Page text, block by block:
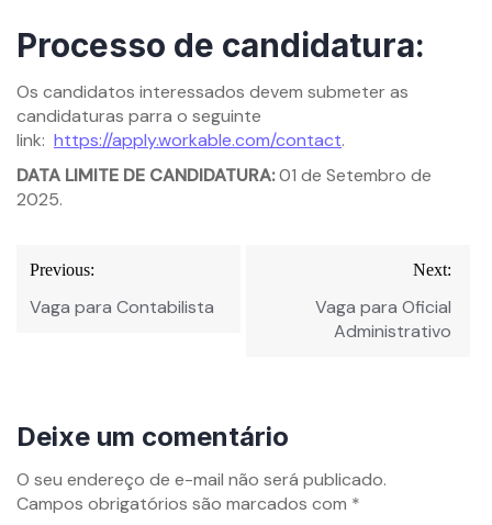
Processo de candidatura:
Os candidatos interessados devem submeter as
candidaturas parra o seguinte
link: https://apply.workable.com/contact.
DATA LIMITE DE CANDIDATURA:01 de Setembro de
2025.
Navegação
de
Previous:
Vaga para Contabilista
Next:
Vaga para Oficial
Administrativo
Deixe um comentário
O seu endereço de e-mail não será publicado.
Campos obrigatórios são marcados com *